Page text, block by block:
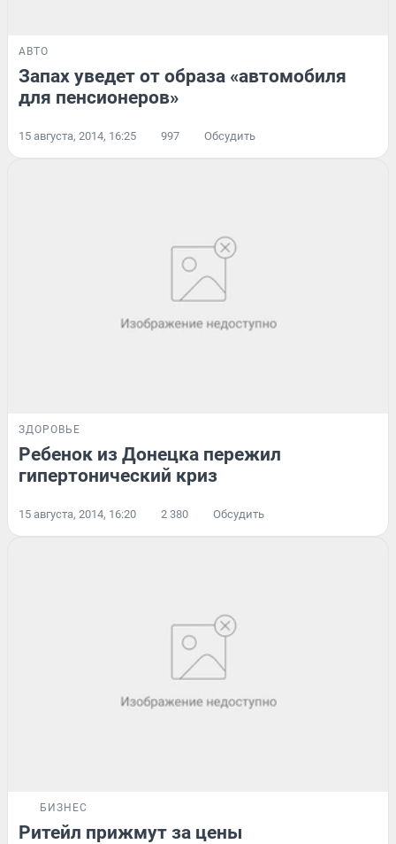
АВТО
Запах уведет от образа «автомобиля
для пенсионеров»
15 августа, 2014, 16:25 997 Обсудить
ЗДОРОВЬЕ
Ребенок из Донецка пережил
гипертонический криз
15 августа, 2014, 16:20 2 380 Обсудить
БИЗНЕС
Ритейл прижмут за цены